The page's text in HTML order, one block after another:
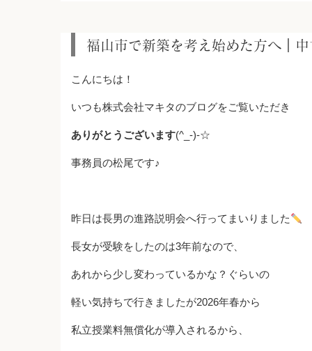
福山市で新築を考え始めた方へ｜
こんにちは！
いつも株式会社マキタのブログをご覧いただき
ありがとうございます(^_-)-☆
事務員の松尾です♪
昨日は長男の進路説明会へ行ってまいりました
長女が受験をしたのは3年前なので、
あれから少し変わっているかな？ぐらいの
軽い気持ちで行きましたが2026年春から
私立授業料無償化が導入されるから、